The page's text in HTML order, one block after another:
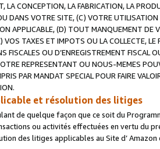
LA CONCEPTION, LA FABRICATION, LA
DANS VOTRE SITE, (C) VOTRE
APPLICABLE, (D) TOUT MANQUEMENT
VOS TAXES ET IMPOTS OU LA COLLECTE,
FISCALES OU D’ENREGISTREMENT FISCAL
REPRESENTANT OU NOUS-MEMES
PAR MANDAT SPECIAL POUR FAIRE
et résolution des litiges
de quelque façon que ce soit du
ou activités effectuées en vertu du
des litiges applicables au Site d’